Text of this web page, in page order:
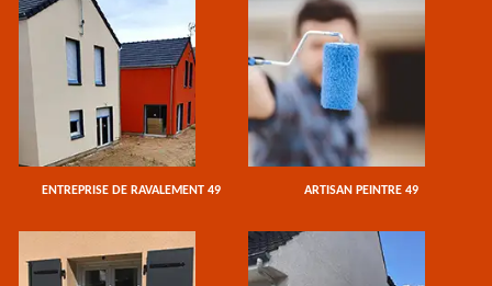
ENTREPRISE DE RAVALEMENT 49 ARTISAN PEINTRE 49